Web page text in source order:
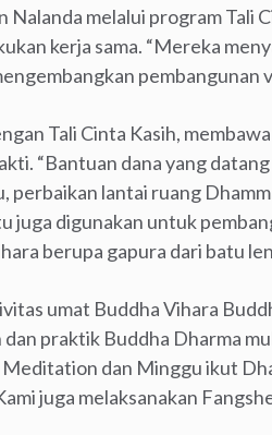
Nalanda melalui program
kerja sama. “Mereka
pembangunan
Tali Cinta Kasih,
“Bantuan dana yang
perbaikan lantai ruang
juga digunakan untuk
berupa gapura dari batu
umat Buddha Vihara
praktik Buddha Dharma
dan Minggu ikut
juga melaksanakan